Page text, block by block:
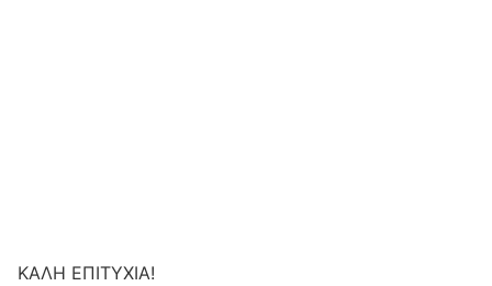
ΚΑΛΗ ΕΠΙΤΥΧΙΑ!